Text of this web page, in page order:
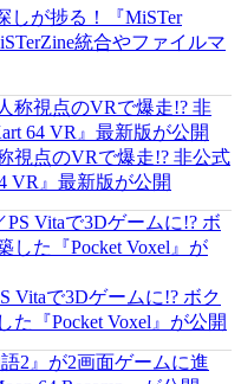
しが捗る！『MiSTer
統合やファイルマ
視点のVRで爆走!? 非公式
VR』最新版が公開
Vitaで3Dゲームに!? ボク
『Pocket Voxel』が公開